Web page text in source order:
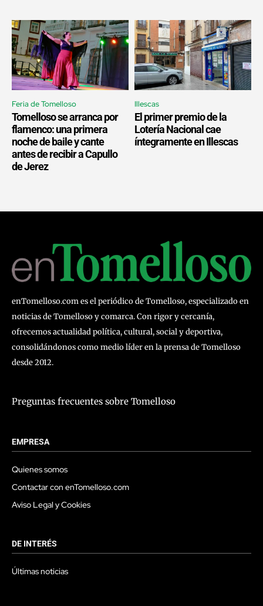
Feria de Tomelloso
Tomelloso se arranca por
flamenco: una primera
noche de baile y cante
antes de recibir a Capullo
de Jerez
Illescas
El primer premio de la
Lotería Nacional cae
íntegramente en Illescas
enTomelloso.com es el periódico de Tomelloso, especializado en
noticias de Tomelloso y comarca. Con rigor y cercanía,
ofrecemos actualidad política, cultural, social y deportiva,
consolidándonos como medio líder en la prensa de Tomelloso
desde 2012.
Preguntas frecuentes sobre Tomelloso
EMPRESA
Quienes somos
Contactar con enTomelloso.com
Aviso Legal y Cookies
DE INTERÉS
Últimas noticias